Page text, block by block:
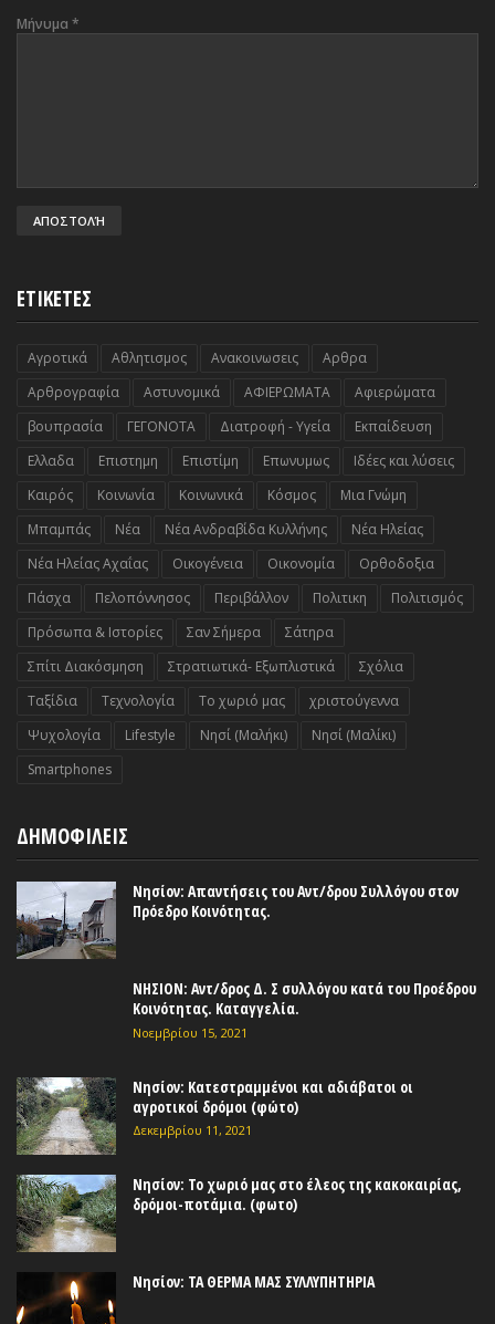
Μήνυμα *
ΕΤΙΚΕΤΕΣ
Αγροτικά Αθλητισμος Ανακοινωσεις
Αρθρα
Αρθρογραφία
Αστυνομικά ΑΦΙΕΡΩΜΑΤΑ
Αφιερώματα
βουπρασία
ΓΕΓΟΝΟΤΑ Διατροφή - Υγεία
Εκπαίδευση
Ελλαδα
Επιστημη Επιστίμη Επωνυμως
Ιδέες και λύσεις
Καιρός
Κοινωνία Κοινωνικά Κόσμος
Μια Γνώμη
Μπαμπάς
Νέα Νέα Ανδραβίδα Κυλλήνης
Νέα Ηλείας
Νέα Ηλείας Αχαΐας
Οικογένεια Οικονομία
Ορθοδοξια
Πάσχα
Πελοπόννησος Περιβάλλον Πολιτικη
Πολιτισμός
Πρόσωπα & Ιστορίες
Σαν Σήμερα
Σάτηρα
Σπίτι Διακόσμηση
Στρατιωτικά- Εξωπλιστικά
Σχόλια
Ταξίδια
Τεχνολογία Το χωριό μας
χριστούγεννα
Ψυχολογία
Lifestyle Nησί (Μαλήκι)
Nησί (Μαλίκι)
Smartphones
ΔΗΜΟΦΙΛΕΙΣ
Νησίον: Απαντήσεις του Αντ/δρου Συλλόγου στον
Πρόεδρο Κοινότητας.
ΝΗΣΙΟΝ: Αντ/δρος Δ. Σ συλλόγου κατά του Προέδρου
Κοινότητας. Καταγγελία.
Νοεμβρίου 15, 2021
Νησίον: Κατεστραμμένοι και αδιάβατοι οι
αγροτικοί δρόμοι (φώτο)
Δεκεμβρίου 11, 2021
Νησίον: Το χωριό μας στο έλεος της κακοκαιρίας,
δρόμοι-ποτάμια. (φωτο)
Νησίον: ΤΑ ΘΕΡΜΑ ΜΑΣ ΣΥΛΛΥΠΗΤΗΡΙΑ